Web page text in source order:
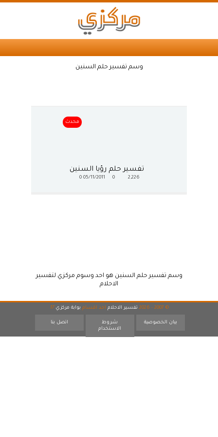
وسم تفسير حلم السنين
محدث
تفسير حلم رؤيا السنين
2,226
05/11/2011
0
وسم تفسير حلم السنين هو احد وسوم مركزي لتفسير
الاحلام
© 2007 - 2026 تفسير الاحلام احد اقسام بوابة مركزي 17
بيان الخصوصية
شروط
الاستخدام
اتصل بنا